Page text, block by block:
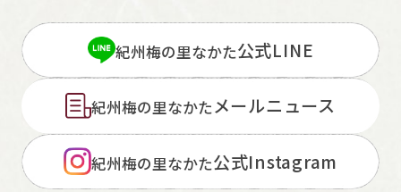
紀州梅の里なかた公式LINE
紀州梅の里なかたメールニュース
紀州梅の里なかた公式Instagram